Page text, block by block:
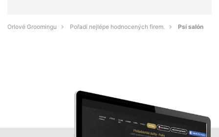
Orlové Groomingu Pořadí nejlépe hodnocených firem. Psí salón